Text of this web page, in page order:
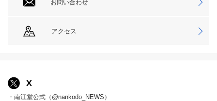
お問い合わせ
アクセス
X
・南江堂公式（@nankodo_NEWS）